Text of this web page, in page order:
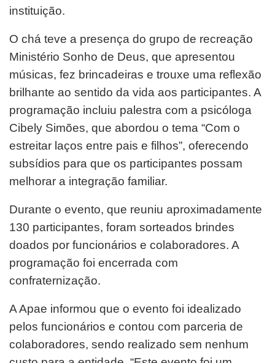
instituição.
O chá teve a presença do grupo de recreação
Ministério Sonho de Deus, que apresentou
músicas, fez brincadeiras e trouxe uma reflexão
brilhante ao sentido da vida aos participantes. A
programação incluiu palestra com a psicóloga
Cibely Simões, que abordou o tema “Com o
estreitar laços entre pais e filhos”, oferecendo
subsídios para que os participantes possam
melhorar a integração familiar.
Durante o evento, que reuniu aproximadamente
130 participantes, foram sorteados brindes
doados por funcionários e colaboradores. A
programação foi encerrada com
confraternização.
A Apae informou que o evento foi idealizado
pelos funcionários e contou com parceria de
colaboradores, sendo realizado sem nenhum